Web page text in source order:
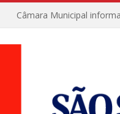
Câmara Municipal